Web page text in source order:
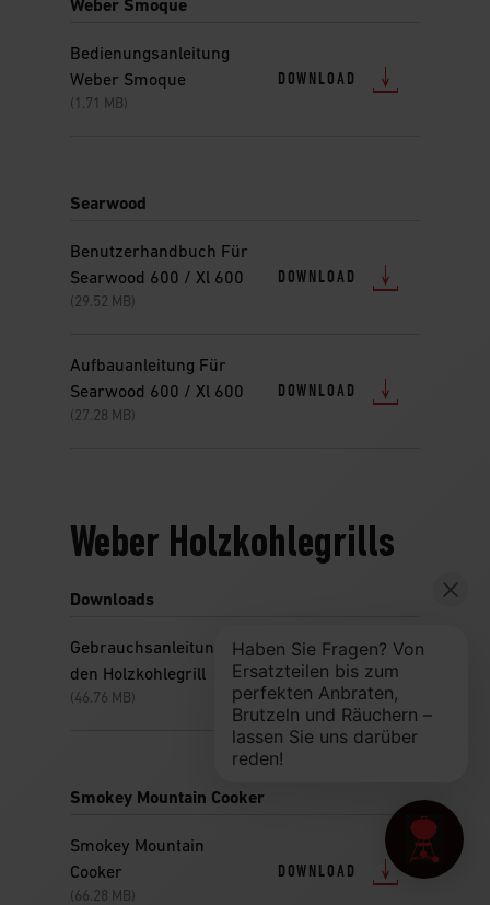
Weber Smoque
Bedienungsanleitung
Weber Smoque
(1.71 MB)
DOWNLOAD
Searwood
Benutzerhandbuch Für
Searwood 600 / Xl 600
(29.52 MB)
DOWNLOAD
Aufbauanleitung Für
Searwood 600 / Xl 600
(27.28 MB)
DOWNLOAD
Weber Holzkohlegrills
Downloads
Gebrauchsanleitung für
den Holzkohlegrill
(46.76 MB)
DOWNLOAD
Smokey Mountain Cooker
Smokey Mountain
Cooker
(66.28 MB)
DOWNLOAD